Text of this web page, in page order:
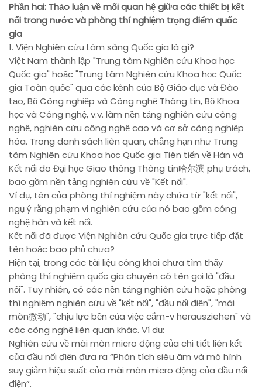
Phần hai: Thảo luận về mối quan hệ giữa các thiết bị kết
nối trong nước và phòng thí nghiệm trọng điểm quốc
gia
1. Viện Nghiên cứu Lâm sàng Quốc gia là gì?
Việt Nam thành lập "Trung tâm Nghiên cứu Khoa học
Quốc gia" hoặc "Trung tâm Nghiên cứu Khoa học Quốc
gia Toàn quốc" qua các kênh của Bộ Giáo dục và Đào
tạo, Bộ Công nghiệp và Công nghệ Thông tin, Bộ Khoa
học và Công nghệ, v.v. làm nền tảng nghiên cứu công
nghệ, nghiên cứu công nghệ cao và cơ sở công nghiệp
hóa. Trong danh sách liên quan, chẳng hạn như Trung
tâm Nghiên cứu Khoa học Quốc gia Tiên tiến về Hàn và
Kết nối do Đại học Giao thông Thông tin哈尔滨 phụ trách,
bao gồm nền tảng nghiên cứu về "Kết nối".
Ví dụ, tên của phòng thí nghiệm này chứa từ "kết nối",
ngụ ý rằng phạm vi nghiên cứu của nó bao gồm công
nghệ hàn và kết nối.
Kết nối đã được Viện Nghiên cứu Quốc gia trực tiếp đặt
tên hoặc bao phủ chưa?
Hiện tại, trong các tài liệu công khai chưa tìm thấy
phòng thí nghiệm quốc gia chuyên có tên gọi là "đầu
nối". Tuy nhiên, có các nền tảng nghiên cứu hoặc phòng
thí nghiệm nghiên cứu về "kết nối", "đầu nối điện", "mài
mòn微动", "chịu lực bền của việc cắm-v herausziehen" và
các công nghệ liên quan khác. Ví dụ:
Nghiên cứu về mài mòn micro động của chi tiết liên kết
của đầu nối điện đưa ra “Phân tích siêu âm và mô hình
suy giảm hiệu suất của mài mòn micro động của đầu nối
điện”.